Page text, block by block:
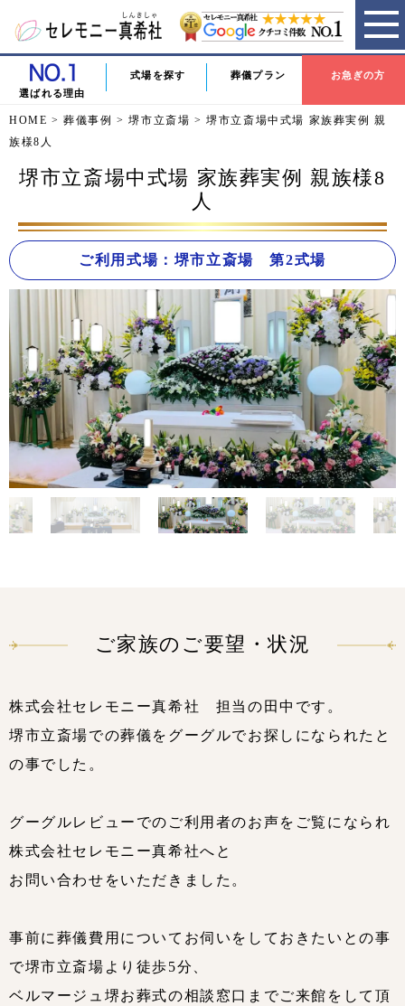
選ばれる理由
式場を探す 葬儀プラン お急ぎの方
HOME >葬儀事例 >堺市立斎場 >堺市立斎場中式場 家族葬実例 親
族様8人
堺市立斎場中式場 家族葬実例 親族様8
人
ご利用式場：堺市立斎場 第2式場
ご家族のご要望・状況
株式会社セレモニー真希社 担当の田中です。
堺市立斎場での葬儀をグーグルでお探しになられたと
の事でした。
グーグルレビューでのご利用者のお声をご覧になられ
株式会社セレモニー真希社へと
お問い合わせをいただきました。
事前に葬儀費用についてお伺いをしておきたいとの事
で堺市立斎場より徒歩5分、
ベルマージュ堺お葬式の相談窓口までご来館をして頂